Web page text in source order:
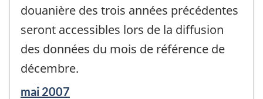
douanière des trois années précédentes
seront accessibles lors de la diffusion
des données du mois de référence de
décembre.
Période
mai 2007